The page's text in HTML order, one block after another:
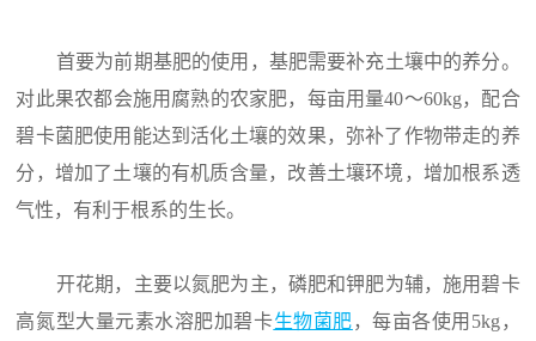
首要为前期基肥的使用，基肥需要补充土壤中的养分。
对此果农都会施用腐熟的农家肥，每亩用量40～60kg，配合
碧卡菌肥使用能达到活化土壤的效果，弥补了作物带走的养
分，增加了土壤的有机质含量，改善土壤环境，增加根系透
气性，有利于根系的生长。
开花期，主要以氮肥为主，磷肥和钾肥为辅，施用碧卡
高氮型大量元素水溶肥加碧卡生物菌肥 ，每亩各使用5kg，